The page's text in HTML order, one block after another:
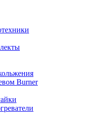
Burner